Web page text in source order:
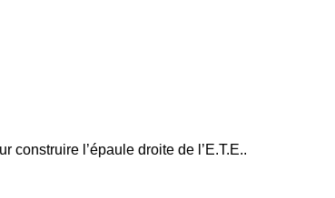
construire l’épaule droite de l’E.T.E..